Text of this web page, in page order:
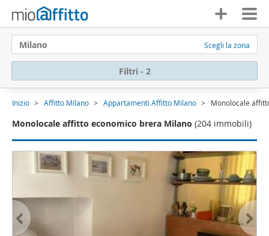
Milano Scegli la zona
Filtri - 2
Inizio Affitto Milano Appartamenti Affitto Milano Monolocale
Monolocale affitto economico brera Milano (204 immobili)